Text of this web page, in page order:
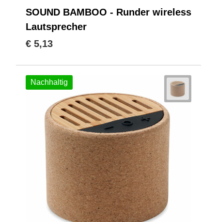
SOUND BAMBOO - Runder wireless
Lautsprecher
€ 5,13
Nachhaltig